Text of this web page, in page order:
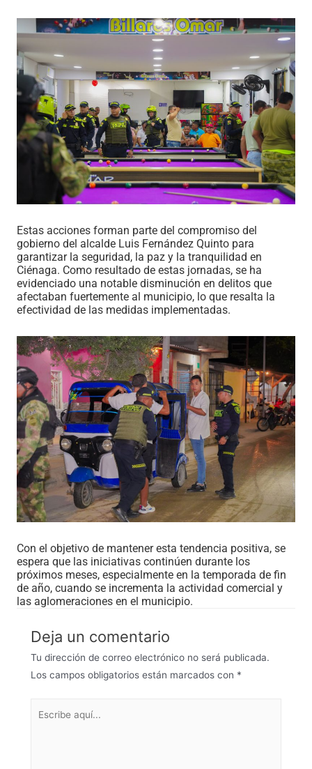
Estas acciones forman parte del compromiso del
gobierno del alcalde Luis Fernández Quinto para
garantizar la seguridad, la paz y la tranquilidad en
Ciénaga. Como resultado de estas jornadas, se ha
evidenciado una notable disminución en delitos que
afectaban fuertemente al municipio, lo que resalta la
efectividad de las medidas implementadas.
Con el objetivo de mantener esta tendencia positiva, se
espera que las iniciativas continúen durante los
próximos meses, especialmente en la temporada de fin
de año, cuando se incrementa la actividad comercial y
las aglomeraciones en el municipio.
Deja un comentario
Tu dirección de correo electrónico no será publicada.
Los campos obligatorios están marcados con *